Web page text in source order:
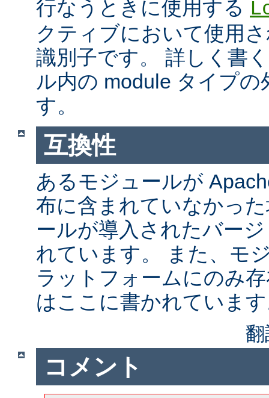
行なうときに使用する
クティブにおいて使用
識別子です。 詳しく書
ル内の module タイプの
す。
互換性
あるモジュールが
布に含まれていなかっ
ールが導入されたバー
れています。 また、モ
ラットフォームにのみ
はここに書かれていま
コメント